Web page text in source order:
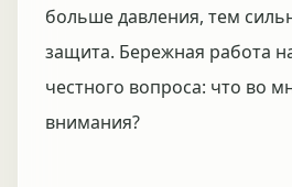
больше давления, тем
защита. Бережная работа
честного вопроса: что во
внимания?